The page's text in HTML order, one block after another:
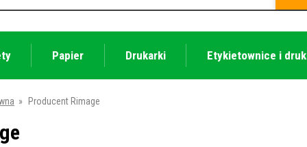
Papier Drukarki Etykietownice i
» Producent Rimage